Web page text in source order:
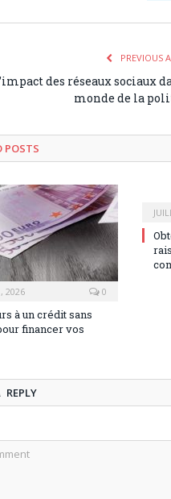
PREVIOUS
des réseaux sociaux
monde de la
POSTS
2026 0
à un crédit sans
financer vos
REPLY